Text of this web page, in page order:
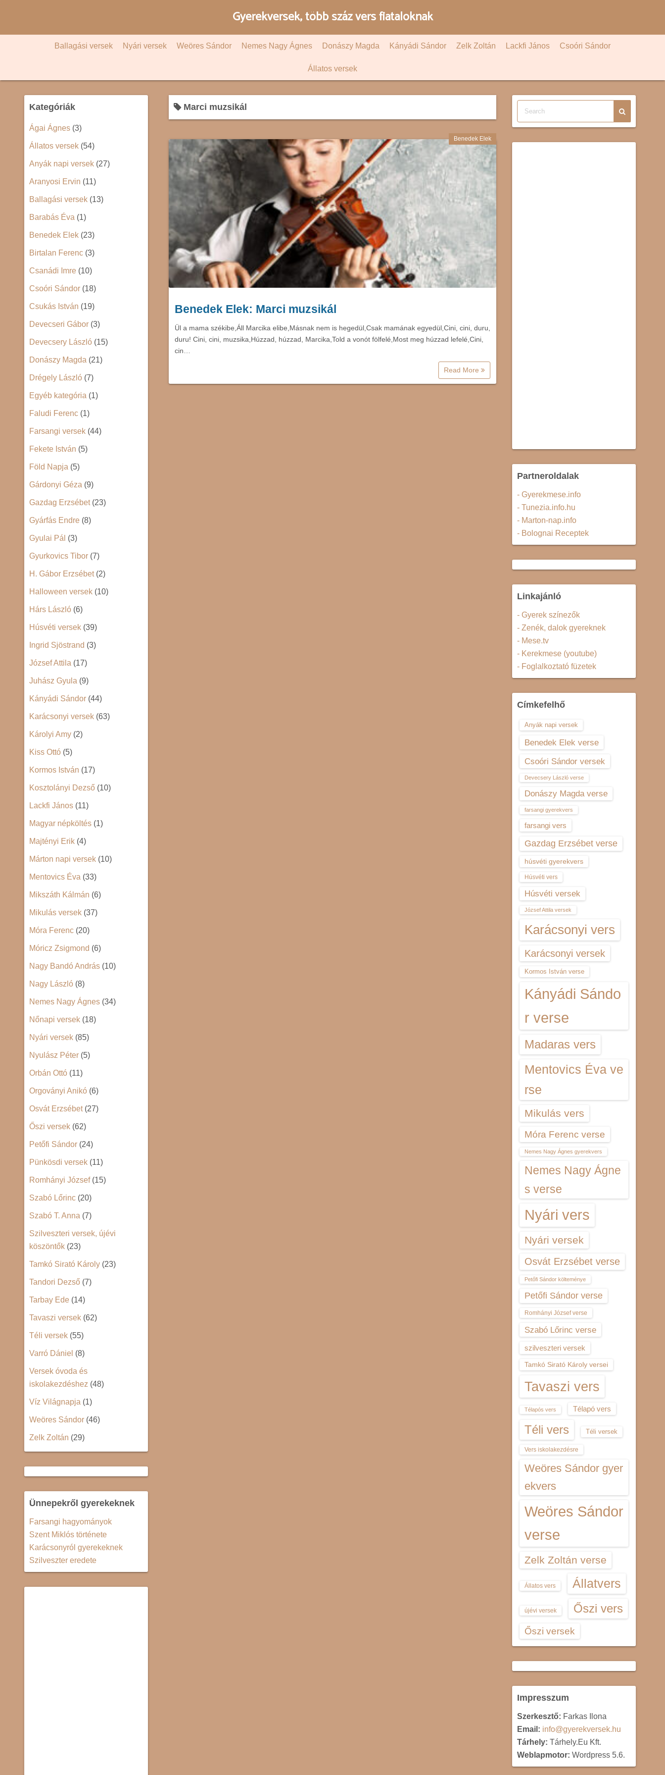
c
Gyerekversek, több száz vers fiataloknak
Ballagási versek Nyári versek Weöres Sándor Nemes Nagy Ágnes Donászy Magda Kányádi Sándor Zelk Zoltán Lackfi János Csoóri Sándor
Állatos versek
Marci muzsikál
Benedek Elek
Benedek Elek: Marci muzsikál
Ül a mama székibe,Áll Marcika elibe,Másnak nem is hegedül,Csak mamának egyedül,Cini, cini, duru,
duru! Cini, cini, muzsika,Húzzad, húzzad, Marcika,Told a vonót fölfelé,Most meg húzzad lefelé,Cini,
cin…
Read More
Kategóriák
Ágai Ágnes (3)
Állatos versek (54)
Anyák napi versek (27)
Aranyosi Ervin (11)
Ballagási versek (13)
Barabás Éva (1)
Benedek Elek (23)
Birtalan Ferenc (3)
Csanádi Imre (10)
Csoóri Sándor (18)
Csukás István (19)
Devecseri Gábor (3)
Devecsery László (15)
Donászy Magda (21)
Drégely László (7)
Egyéb kategória (1)
Faludi Ferenc (1)
Farsangi versek (44)
Fekete István (5)
Föld Napja (5)
Gárdonyi Géza (9)
Gazdag Erzsébet(23)
Gyárfás Endre (8)
Gyulai Pál (3)
Gyurkovics Tibor (7)
H. Gábor Erzsébet(2)
Halloween versek (10)
Hárs László (6)
Húsvéti versek (39)
Ingrid Sjöstrand (3)
József Attila (17)
Juhász Gyula (9)
Kányádi Sándor (44)
Karácsonyi versek (63)
Károlyi Amy (2)
Kiss Ottó (5)
Kormos István (17)
Kosztolányi Dezső (10)
Lackfi János (11)
Magyar népköltés (1)
Majtényi Erik (4)
Márton napi versek (10)
Mentovics Éva (33)
Mikszáth Kálmán (6)
Mikulás versek (37)
Móra Ferenc (20)
Móricz Zsigmond (6)
Nagy Bandó András (10)
Nagy László (8)
Nemes Nagy Ágnes (34)
Nőnapi versek (18)
Nyári versek (85)
Nyulász Péter (5)
Orbán Ottó (11)
Orgoványi Anikó (6)
Osvát Erzsébet(27)
Őszi versek (62)
Petőfi Sándor (24)
Pünkösdi versek (11)
Romhányi József(15)
Szabó Lőrinc (20)
Szabó T. Anna (7)
Szilveszteri versek, újévi
köszöntők (23)
Tamkó Sirató Károly (23)
Tandori Dezső (7)
Tarbay Ede (14)
Tavaszi versek (62)
Téli versek (55)
Varró Dániel (8)
Versek óvoda és
iskolakezdéshez (48)
Víz Világnapja (1)
Weöres Sándor (46)
Zelk Zoltán (29)
Ünnepekről gyerekeknek
Farsangi hagyományok
Szent Miklós története
Karácsonyról gyerekeknek
Szilveszter eredete
Partneroldalak
- Gyerekmese.info
- Tunezia.info.hu
- Marton-nap.info
- Bolognai Receptek
Linkajánló
- Gyerek színezők
- Zenék, dalok gyereknek
- Mese.tv
- Kerekmese (youtube)
- Foglalkoztató füzetek
Címkefelhő
Anyák napi versek
Benedek Elek verse
Csoóri Sándor versek
Devecsery László verse
Donászy Magda verse
farsangi gyerekvers
farsangi vers
Gazdag Erzsébet verse
húsvéti gyerekvers
Húsvéti vers
Húsvéti versek
József Attila versek
Karácsonyi vers
Karácsonyi versek
Kormos István verse
Kányádi Sándo
r verse
Madaras vers
Mentovics Éva ve
rse
Mikulás vers
Móra Ferenc verse
Nemes Nagy Ágnes gyerekvers
Nemes Nagy Ágne
s verse
Nyári vers
Nyári versek
Osvát Erzsébet verse
Petőfi Sándor költeménye
Petőfi Sándor verse
Romhányi József verse
Szabó Lőrinc verse
szilveszteri versek
Tamkó Sirató Károly versei
Tavaszi vers
Télapós vers Télapó vers
Téli vers Téli versek
Vers iskolakezdésre
Weöres Sándor gyer
ekvers
Weöres Sándor
verse
Zelk Zoltán verse
Állatos vers Állatvers
újévi versek Őszi vers
Őszi versek
Impresszum
Szerkesztő: Farkas Ilona
Email: info@gyerekversek.hu
Tárhely: Tárhely.Eu Kft.
Weblapmotor: Wordpress 5.6.